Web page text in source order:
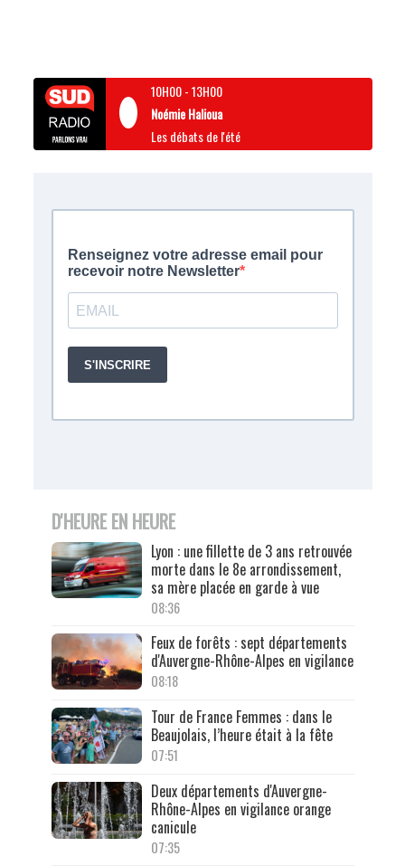
10H00-13H00
Noémie Halioua
Les débats de l'été
D'HEURE EN HEURE
Lyon : une fillette de 3 ans retrouvée
morte dans le 8e arrondissement,
sa mère placée en garde à vue
08:36
Feux de forêts : sept départements
d'Auvergne-Rhône-Alpes en vigilance
08:18
Tour de France Femmes : dans le
Beaujolais, l’heure était à la fête
07:51
Deux départements d'Auvergne-
Rhône-Alpes en vigilance orange
canicule
07:35